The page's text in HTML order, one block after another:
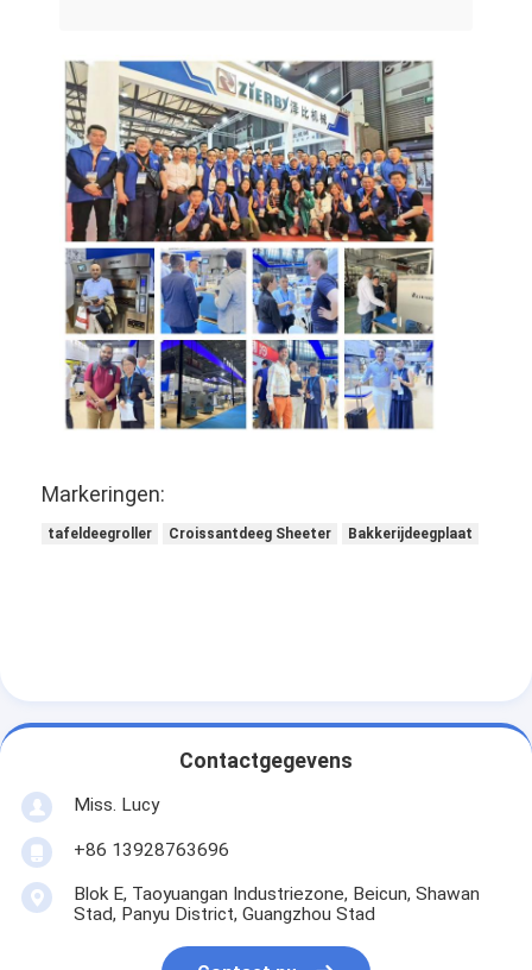
Markeringen:
tafeldeegroller Croissantdeeg Sheeter Bakkerijdeegplaat
Contactgegevens
Miss. Lucy
+86 13928763696
Blok E, Taoyuangan Industriezone, Beicun, Shawan
Stad, Panyu District, Guangzhou Stad